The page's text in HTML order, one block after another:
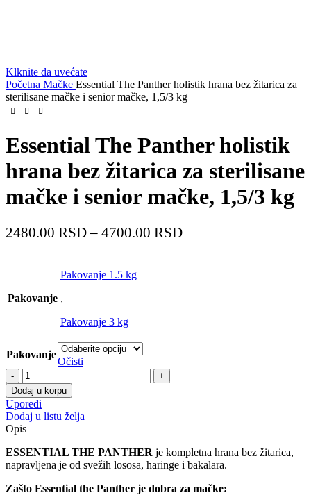
Klknite da uvećate
Početna Mačke Essential The Panther holistik hrana bez žitarica za
sterilisane mačke i senior mačke, 1,5/3 kg
Essential The Panther holistik
hrana bez žitarica za sterilisane
mačke i senior mačke, 1,5/3 kg
2480.00 RSD – 4700.00 RSDRaspon
Pakovanje
Pakovanje 1.5 kg
,
Pakovanje 3 kg
Pakovanje
Očisti
Essential
The
Panther
holistik
hrana
bez
žitarica
za
sterilisane
mačke
Dodaj u korpu
Uporedi
Dodaj u listu želja
Opis
ESSENTIAL THE PANTHER je kompletna hrana bez žitarica,
napravljena je od svežih lososa, haringe i bakalara.
Zašto Essential the Panther je dobra za mačke: